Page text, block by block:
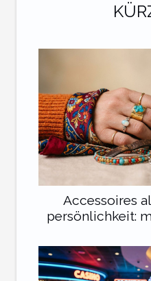
Accessoires
persönlichkeit: